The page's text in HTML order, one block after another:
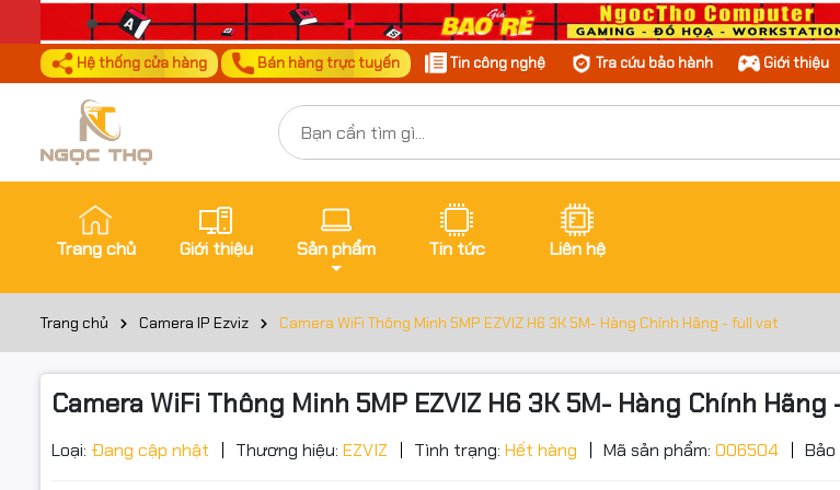
Hệ thống cửa hàng Bán hàng trực tuyến Tin công nghệ Tra cứu bảo hành Giới thiệu
Trang chủ Giới thiệu Sản phẩm Tin tức Liên hệ
Trang chủ Camera IP Ezviz Camera WiFi Thông Minh 5MP EZVIZ H6 3K 5M- Hàng Chính Hãng - full vat
Camera WiFi Thông Minh 5MP EZVIZ H6 3K 5M- Hàng Chính
Loại: Đang cập nhật Thương hiệu: EZVIZ Tình trạng: Hết hàng Mã sản phẩm: 006504 Bảo